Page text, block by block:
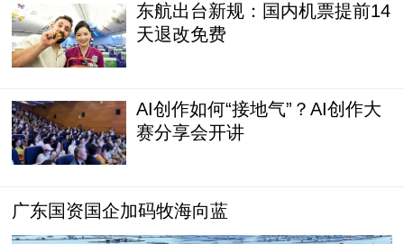
东航出台新规：国内机票提前14
天退改免费
AI创作如何“接地气”？AI创作大
赛分享会开讲
广东国资国企加码牧海向蓝